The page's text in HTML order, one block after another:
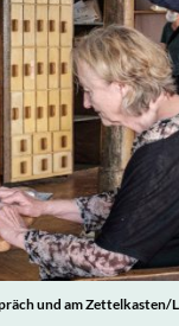
und am Zettelkasten/